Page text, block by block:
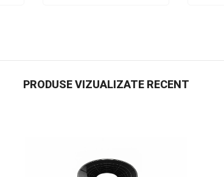
PRODUSE VIZUALIZATE RECENT